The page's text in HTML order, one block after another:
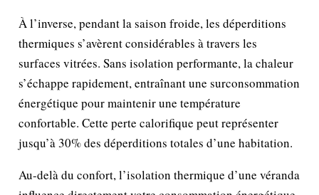
À l’inverse, pendant la saison froide, les déperditions
thermiques s’avèrent considérables à travers les
surfaces vitrées. Sans isolation performante, la chaleur
s’échappe rapidement, entraînant une surconsommation
énergétique pour maintenir une température
confortable. Cette perte calorifique peut représenter
jusqu’à 30% des déperditions totales d’une habitation.
Au-delà du confort, l’isolation thermique d’une véranda